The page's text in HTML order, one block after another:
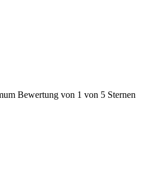
Bewertung von 1 von 5 Sternen